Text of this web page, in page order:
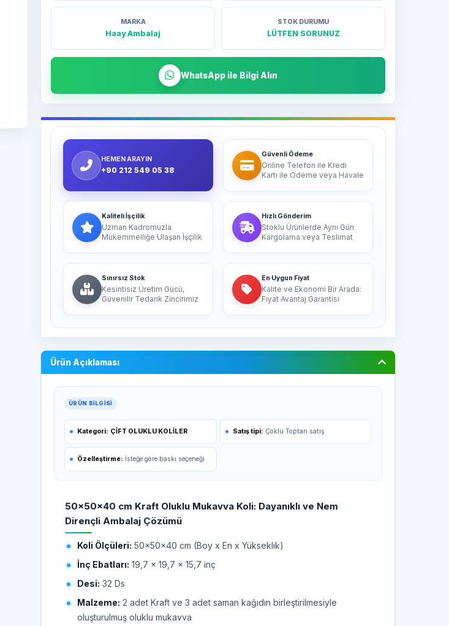
MARKA
Haay Ambalaj
STOK DURUMU
LÜTFEN SORUNUZ
WhatsApp ile Bilgi Alın
HEMEN ARAYIN
+90 212 549 05 38
Güvenli Ödeme
Online Telefon ile Kredi
Kartı ile Ödeme veya Havale
Kaliteli İşçilik
Uzman Kadromuzla
Mükemmelliğe Ulaşan İşçilik
Hızlı Gönderim
Stoklu Ürünlerde Aynı Gün
Kargolama veya Teslimat
Sınırsız Stok
Kesintisiz Üretim Gücü,
Güvenilir Tedarik Zincirimiz
En Uygun Fiyat
Kalite ve Ekonomi Bir Arada:
Fiyat Avantaj Garantisi
Ürün Açıklaması
ÜRÜN BILGISI
Kategori: ÇİFT OLUKLU KOLİLER Satış tipi: Çoklu Toptan satış
Özelleştirme: İsteğe göre baskı seçeneği
50x50x40 cm Kraft Oluklu Mukavva Koli: Dayanıklı ve Nem
Dirençli Ambalaj Çözümü
Koli Ölçüleri: 50x50x40 cm (Boy x En x Yükseklik)
İnç Ebatları: 19,7 x 19,7 x 15,7 inç
Desi: 32 Ds
Malzeme: 2 adet Kraft ve 3 adet saman kağıdın birleştirilmesiyle
oluşturulmuş oluklu mukavva